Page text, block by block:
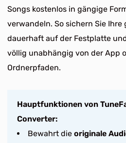
Songs kostenlos in gängige
verwandeln. So sichern Sie Ihre
dauerhaft auf der Festplatte
völlig unabhängig von der App
Ordnerpfaden.
Hauptfunktionen von
Converter:
Bewahrt die originale